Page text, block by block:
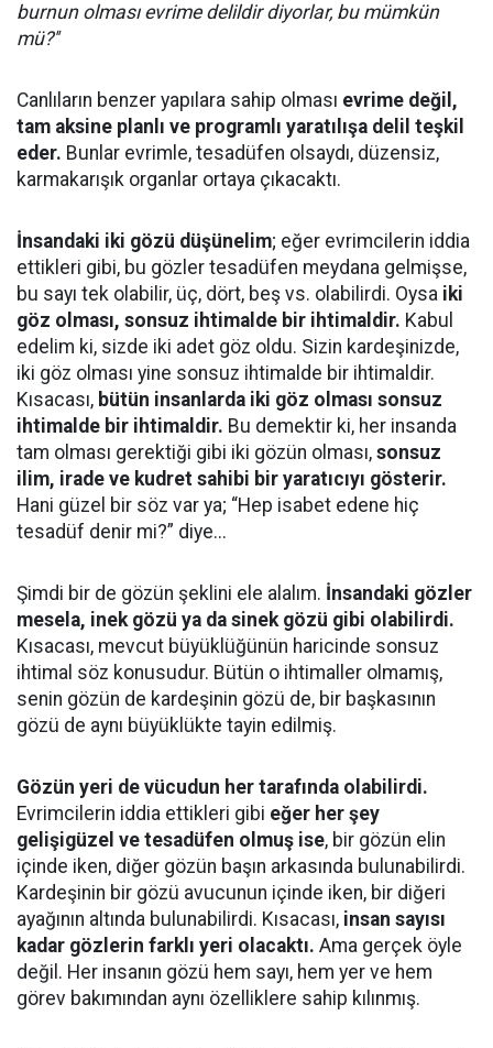
burnun olması evrime delildir diyorlar, bu mümkün
mü?''
Canlıların benzer yapılara sahip olması evrime değil,
tam aksine planlı ve programlı yaratılışa delil teşkil
eder. Bunlar evrimle, tesadüfen olsaydı, düzensiz,
karmakarışık organlar ortaya çıkacaktı.
İnsandaki iki gözü düşünelim; eğer evrimcilerin iddia
ettikleri gibi, bu gözler tesadüfen meydana gelmişse,
bu sayı tek olabilir, üç, dört, beş vs. olabilirdi. Oysa iki
göz olması, sonsuz ihtimalde bir ihtimaldir. Kabul
edelim ki, sizde iki adet göz oldu. Sizin kardeşinizde,
iki göz olması yine sonsuz ihtimalde bir ihtimaldir.
Kısacası, bütün insanlarda iki göz olması sonsuz
ihtimalde bir ihtimaldir. Bu demektir ki, her insanda
tam olması gerektiği gibi iki gözün olması, sonsuz
ilim, irade ve kudret sahibi bir yaratıcıyı gösterir.
Hani güzel bir söz var ya; “Hep isabet edene hiç
tesadüf denir mi?” diye...
Şimdi bir de gözün şeklini ele alalım. İnsandaki gözler
mesela, inek gözü ya da sinek gözü gibi olabilirdi.
Kısacası, mevcut büyüklüğünün haricinde sonsuz
ihtimal söz konusudur. Bütün o ihtimaller olmamış,
senin gözün de kardeşinin gözü de, bir başkasının
gözü de aynı büyüklükte tayin edilmiş.
Gözün yeri de vücudun her tarafında olabilirdi.
Evrimcilerin iddia ettikleri gibi eğer her şey
gelişigüzel ve tesadüfen olmuş ise, bir gözün elin
içinde iken, diğer gözün başın arkasında bulunabilirdi.
Kardeşinin bir gözü avucunun içinde iken, bir diğeri
ayağının altında bulunabilirdi. Kısacası, insan sayısı
kadar gözlerin farklı yeri olacaktı. Ama gerçek öyle
değil. Her insanın gözü hem sayı, hem yer ve hem
görev bakımından aynı özelliklere sahip kılınmış.